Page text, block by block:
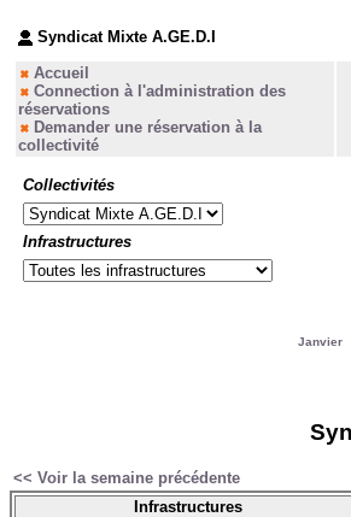
Syndicat Mixte A.GE.D.I
Accueil
Connection à l'administration des
réservations
Demander une réservation à la
collectivité
Collectivités
Infrastructures
Janvier
<< Voir la semaine précédente
Infrastructures